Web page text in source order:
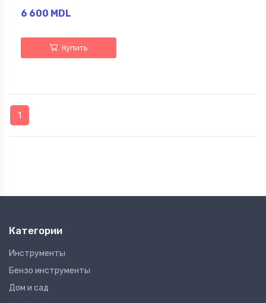
6 600 MDL
Купить
1
Категории
Инструменты
Бензо инструменты
Дом и сад